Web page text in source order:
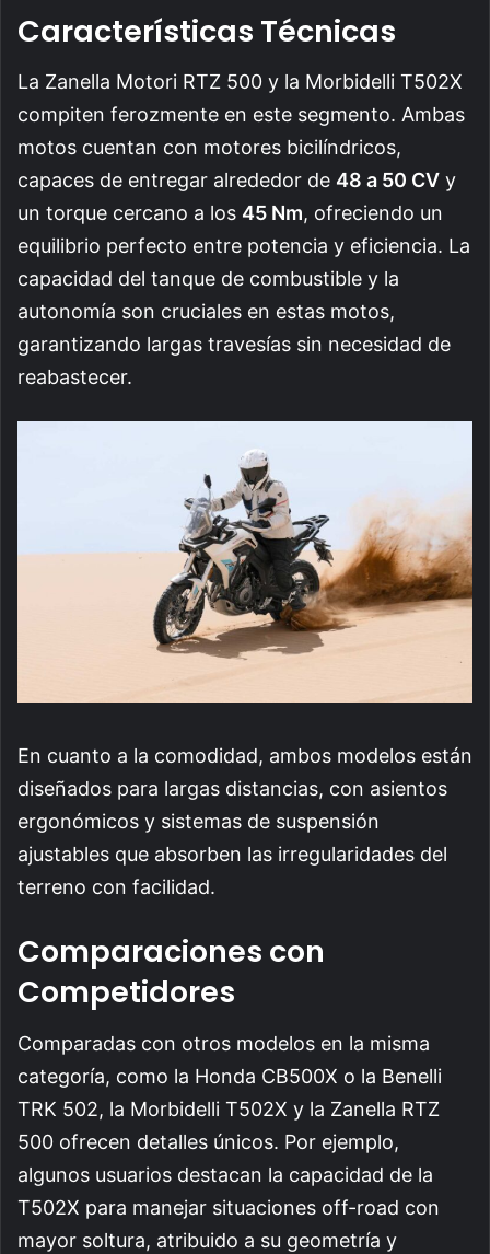
Características Técnicas
La Zanella Motori RTZ 500 y la Morbidelli T502X
compiten ferozmente en este segmento. Ambas
motos cuentan con motores bicilíndricos,
capaces de entregar alrededor de 48 a 50 CV y
un torque cercano a los 45 Nm, ofreciendo un
equilibrio perfecto entre potencia y eficiencia. La
capacidad del tanque de combustible y la
autonomía son cruciales en estas motos,
garantizando largas travesías sin necesidad de
reabastecer.
En cuanto a la comodidad, ambos modelos están
diseñados para largas distancias, con asientos
ergonómicos y sistemas de suspensión
ajustables que absorben las irregularidades del
terreno con facilidad.
Comparaciones con
Competidores
Comparadas con otros modelos en la misma
categoría, como la Honda CB500X o la Benelli
TRK 502, la Morbidelli T502X y la Zanella RTZ
500 ofrecen detalles únicos. Por ejemplo,
algunos usuarios destacan la capacidad de la
T502X para manejar situaciones off-road con
mayor soltura, atribuido a su geometría y